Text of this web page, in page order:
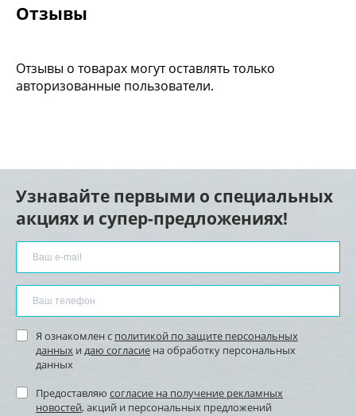
Отзывы
Отзывы о товарах могут оставлять только
авторизованные пользователи.
Узнавайте первыми о специальных
акциях и супер-предложениях!
Я ознакомлен с политикой по защите персональных
данных и даю согласие на обработку персональных
данных
Предоставляю согласие на получение рекламных
новостей, акций и персональных предложений